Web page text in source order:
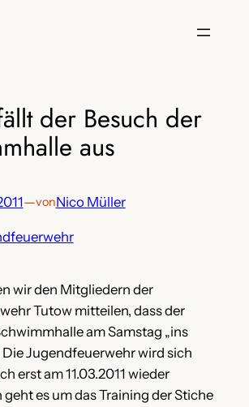
der Besuch der
aus
—vonNico Müller
wir den Mitgliedern der
Tutow mitteilen, dass der
am Samstag „ins
Die Jugendfeuerwehr wird sich
erst am 11.03.2011 wieder
es um das Training der Stiche